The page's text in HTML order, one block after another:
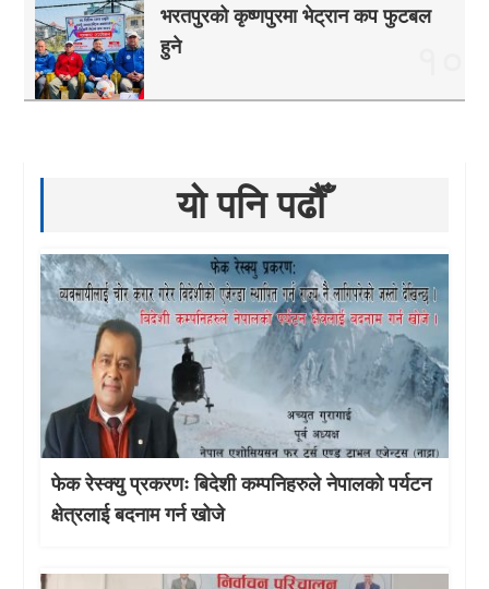
भरतपुरको कृष्णपुरमा भेट्रान कप फुटबल
हुने
यो पनि पढौँ
फेक रेस्क्यु प्रकरणः बिदेशी कम्पनिहरुले नेपालको पर्यटन
क्षेत्रलाई बदनाम गर्न खोजे